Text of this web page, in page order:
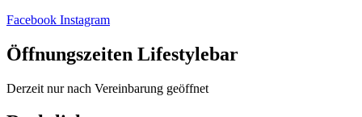
Facebook Instagram
Öffnungszeiten Lifestylebar
Derzeit nur nach Vereinbarung geöffnet